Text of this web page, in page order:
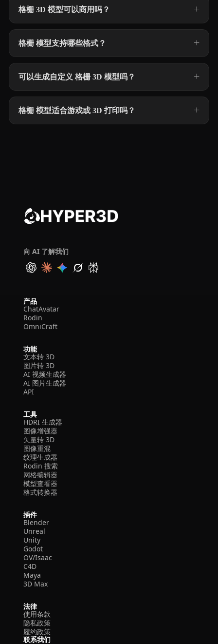
格栅 3D 模型可以商用吗？
格栅 模型支持哪些格式？
可以生成自定义 格栅 3D 模型吗？
格栅 模型适合游戏或 3D 打印吗？
向 AI 了解我们
产品
ChatAvatar
Rodin
OmniCraft
功能
文本转 3D
图片转 3D
AI 视频生成器
AI 图片生成器
API
工具
HDRI 生成器
图像增强器
矢量转 3D
图像重混
纹理生成器
Rodin 搜索
网格编辑器
模型查看器
格式转换器
插件
Blender
Unreal
Unity
Godot
OV/Isaac
C4D
Maya
3D Max
法律
使用条款
隐私政策
履约政策
联系我们